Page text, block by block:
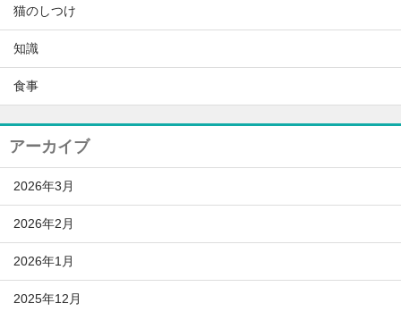
猫のしつけ
知識
食事
アーカイブ
2026年3月
2026年2月
2026年1月
2025年12月